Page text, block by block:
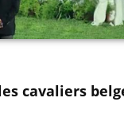
cavaliers